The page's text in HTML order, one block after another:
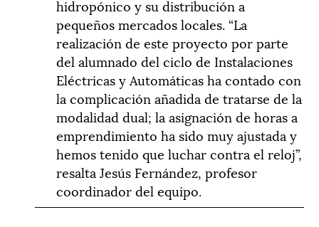
hidropónico y su distribución a
pequeños mercados locales. “La
realización de este proyecto por parte
del alumnado del ciclo de Instalaciones
Eléctricas y Automáticas ha contado con
la complicación añadida de tratarse de la
modalidad dual; la asignación de horas a
emprendimiento ha sido muy ajustada y
hemos tenido que luchar contra el reloj”,
resalta Jesús Fernández, profesor
coordinador del equipo.